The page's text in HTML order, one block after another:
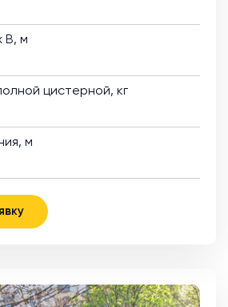
В, м
цистерной, кг
м